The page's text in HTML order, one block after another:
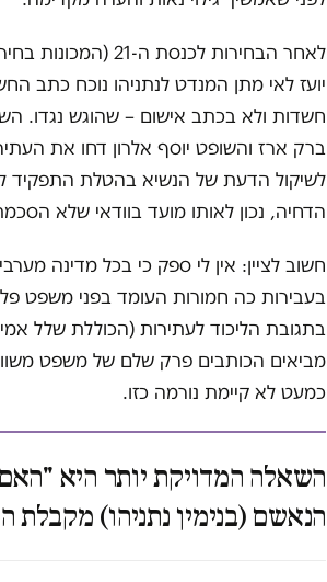
לאחר הבחירות
יועז לאי מתן המנדט לנתניהו נוכח כתב
חשדות ולא בכתב אישום – שהוגש נגדו.
לשיקול הדעת של הנשיא בהטלת התפקיד
הדחיה, נכון לאותו מועד בוודאי שלא
חשוב לציין: אין לי ספק כי בכל מדינה
בעבירות כה חמורות העומד בפני משפט
בתגובת הליכוד לעתירות (הכוללת שלל
מביאים הכותבים פרק שלם של משפט
כמעט לא קיימת נורמה כזו.
השאלה המדויקת יותר היא
הנאשם (בנימין נתניהו)